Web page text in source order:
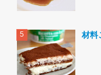
材料